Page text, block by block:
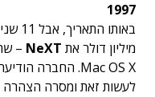
1997
מיליון דולר את NeXT
–
לעשות זאת ומסרה